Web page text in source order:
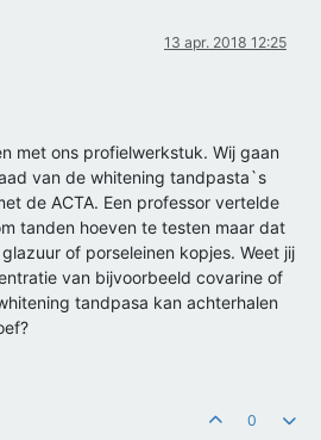
13 apr. 2018 12:25
met ons profielwerkstuk. Wij gaan
van de whitening tandpasta`s
de ACTA. Een professor vertelde
tanden hoeven te testen maar dat
of porseleinen kopjes. Weet jij
van bijvoorbeeld covarine of
tandpasa kan achterhalen
0